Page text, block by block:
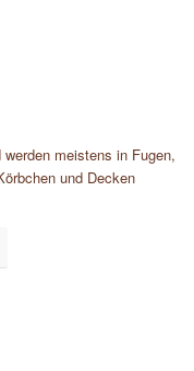
meistens in Fugen,
und Decken